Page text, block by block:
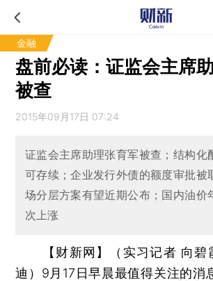
金融
盘前必读：证监会主席
被查
2015年09月17日 07:24
证监会主席助理张育军被查；结构化
可存续；企业发行外债的额度审批被
场分层方案有望近期公布；国内油价
次上涨
【财新网】（实习记者 向
迪） 9月17日早晨最值得关注的消